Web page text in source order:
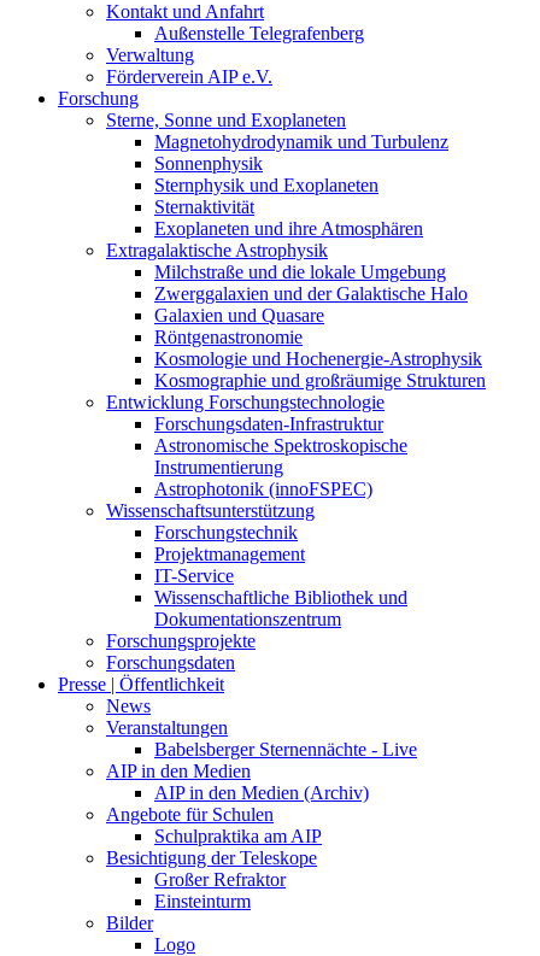
Kontakt und Anfahrt
Außenstelle Telegrafenberg
Verwaltung
Förderverein AIP e.V.
Forschung
Sterne, Sonne und Exoplaneten
Magnetohydrodynamik und Turbulenz
Sonnenphysik
Sternphysik und Exoplaneten
Sternaktivität
Exoplaneten und ihre Atmosphären
Extragalaktische Astrophysik
Milchstraße und die lokale Umgebung
Zwerggalaxien und der Galaktische Halo
Galaxien und Quasare
Röntgenastronomie
Kosmologie und Hochenergie-Astrophysik
Kosmographie und großräumige Strukturen
Entwicklung Forschungstechnologie
Forschungsdaten-Infrastruktur
Astronomische Spektroskopische
Instrumentierung
Astrophotonik (innoFSPEC)
Wissenschaftsunterstützung
Forschungstechnik
Projektmanagement
IT-Service
Wissenschaftliche Bibliothek und
Dokumentationszentrum
Forschungsprojekte
Forschungsdaten
Presse | Öffentlichkeit
News
Veranstaltungen
Babelsberger Sternennächte - Live
AIP in den Medien
AIP in den Medien (Archiv)
Angebote für Schulen
Schulpraktika am AIP
Besichtigung der Teleskope
Großer Refraktor
Einsteinturm
Bilder
Logo